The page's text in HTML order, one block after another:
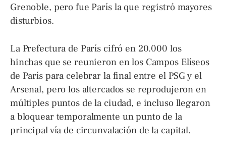
Grenoble, pero fue París la que registró mayores
disturbios.
La Prefectura de París cifró en 20.000 los
hinchas que se reunieron en los Campos Elíseos
de París para celebrar la final entre el PSG y el
Arsenal, pero los altercados se reprodujeron en
múltiples puntos de la ciudad, e incluso llegaron
a bloquear temporalmente un punto de la
principal vía de circunvalación de la capital.